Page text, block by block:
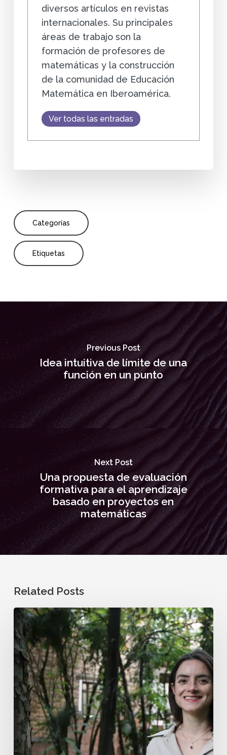
diversos artículos en revistas
internacionales. Su principales
áreas de trabajo son la
formación de profesores de
matemáticas y la construcción
de la comunidad de Educación
Matemática en Iberoamérica.
Ver todas las entradas
Categorías
Etiquetas
Previous Post
Idea intuitiva de límite de una
función en un punto
Next Post
Una propuesta de evaluación
formativa para el aprendizaje
basado en proyectos en
matemáticas
Related Posts